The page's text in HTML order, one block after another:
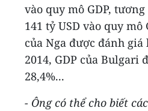
vào quy mô GDP,
141 tỷ USD vào quy
của Nga được đánh
2014, GDP của Bulgari
28,4%...
- Ông có thể cho biết